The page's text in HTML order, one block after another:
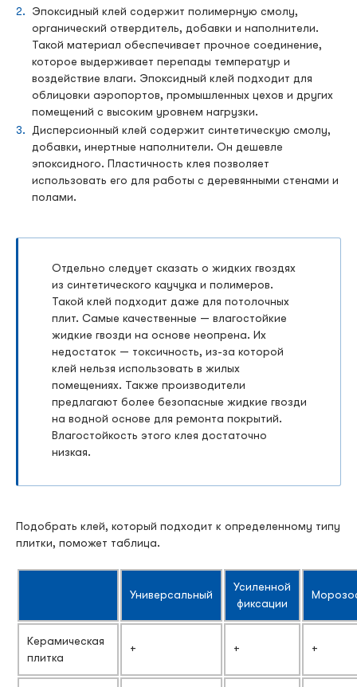
Эпоксидный клей содержит полимерную смолу,
органический отвердитель, добавки и наполнители.
Такой материал обеспечивает прочное соединение,
которое выдерживает перепады температур и
воздействие влаги. Эпоксидный клей подходит для
облицовки аэропортов, промышленных цехов и других
помещений с высоким уровнем нагрузки.
Дисперсионный клей содержит синтетическую смолу,
добавки, инертные наполнители. Он дешевле
эпоксидного. Пластичность клея позволяет
использовать его для работы с деревянными стенами и
полами.
Отдельно следует сказать о жидких гвоздях
из синтетического каучука и полимеров.
Такой клей подходит даже для потолочных
плит. Самые качественные — влагостойкие
жидкие гвозди на основе неопрена. Их
недостаток — токсичность, из-за которой
клей нельзя использовать в жилых
помещениях. Также производители
предлагают более безопасные жидкие гвозди
на водной основе для ремонта покрытий.
Влагостойкость этого клея достаточно
низкая.
Подобрать клей, который подходит к определенному типу
плитки, поможет таблица.
Универсальный
Усиленной
фиксации
Керамическая
плитка
+ + +